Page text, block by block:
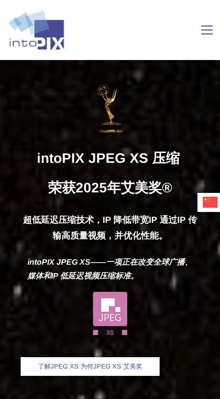
将影像提升至
新高度
通过创新的图像处理和压
缩技术，提升视觉通信能
力
intoPIX JPEG XS 压缩
荣获2025年艾美奖®
超低延迟压缩技术，IP 降低带宽IP 通过IP 传
输高质量视频，并优化性能。
intoPIX JPEG XS——一项正在改变全球广播、
媒体和IP 低延迟视频压缩标准。
了解JPEG XS 为何JPEG XS 艾美奖